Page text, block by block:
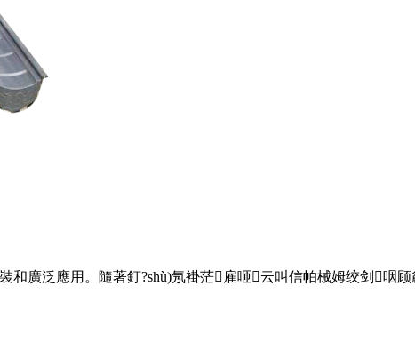
和廣泛應用。隨著釘?shù)氖褂茫雇咂云叫信帕械姆绞剑咽